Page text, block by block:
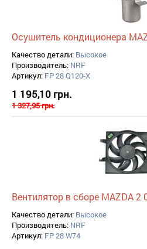
Осушитель кондиционера
Качество детали: Высокое
Производитель: NRF
Артикул: FP 28 Q120-X
1 195,10 грн.
1 327,95 грн.
Вентилятор в сборе MAZDA 2
Качество детали: Высокое
Производитель: NRF
Артикул: FP 28 W74